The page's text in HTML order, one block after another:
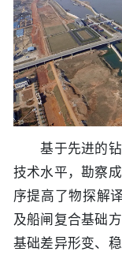
基于先进的钻
技术水平，勘察
序提高了物探解
及船闸复合基础
基础差异形变、